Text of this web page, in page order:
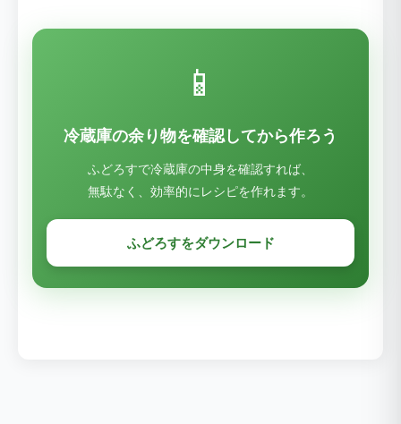
📱
冷蔵庫の余り物を確認してから作ろう
ふどろすで冷蔵庫の中身を確認すれば、
無駄なく、効率的にレシピを作れます。
ふどろすをダウンロード